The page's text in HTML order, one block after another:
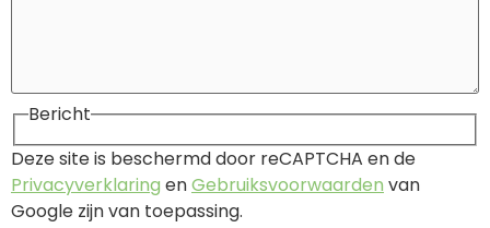
Bericht
Deze site is beschermd door reCAPTCHA en de
Privacyverklaring enGebruiksvoorwaarden van
Google zijn van toepassing.